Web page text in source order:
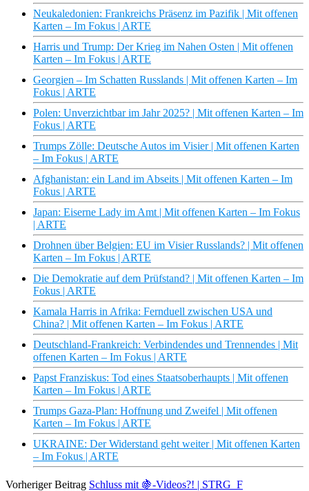
Neukaledonien: Frankreichs Präsenz im Pazifik | Mit offenen
Karten – Im Fokus | ARTE
Harris und Trump: Der Krieg im Nahen Osten | Mit offenen
Karten – Im Fokus | ARTE
Georgien – Im Schatten Russlands | Mit offenen Karten – Im
Fokus | ARTE
Polen: Unverzichtbar im Jahr 2025? | Mit offenen Karten – Im
Fokus | ARTE
Trumps Zölle: Deutsche Autos im Visier | Mit offenen Karten
– Im Fokus | ARTE
Afghanistan: ein Land im Abseits | Mit offenen Karten – Im
Fokus | ARTE
Japan: Eiserne Lady im Amt | Mit offenen Karten – Im Fokus
| ARTE
Drohnen über Belgien: EU im Visier Russlands? | Mit offenen
Karten – Im Fokus | ARTE
Die Demokratie auf dem Prüfstand? | Mit offenen Karten – Im
Fokus | ARTE
Kamala Harris in Afrika: Fernduell zwischen USA und
China? | Mit offenen Karten – Im Fokus | ARTE
Deutschland-Frankreich: Verbindendes und Trennendes | Mit
offenen Karten – Im Fokus | ARTE
Papst Franziskus: Tod eines Staatsoberhaupts | Mit offenen
Karten – Im Fokus | ARTE
Trumps Gaza-Plan: Hoffnung und Zweifel | Mit offenen
Karten – Im Fokus | ARTE
UKRAINE: Der Widerstand geht weiter | Mit offenen Karten
– Im Fokus | ARTE
Vorheriger Beitrag Schluss mit 🍇-Videos?! | STRG_F